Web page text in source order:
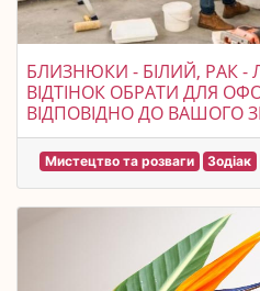
БЛИЗНЮКИ - БІЛИЙ, РАК
ВІДТІНОК ОБРАТИ ДЛЯ
ВІДПОВІДНО ДО ВАШОГО
Мистецтво та розваги Зодіак